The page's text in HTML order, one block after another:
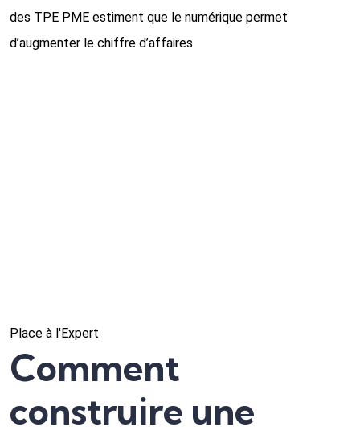
des TPE PME estiment que le numérique permet
d’augmenter le chiffre d’affaires
Place à l'Expert
Comment
construire une